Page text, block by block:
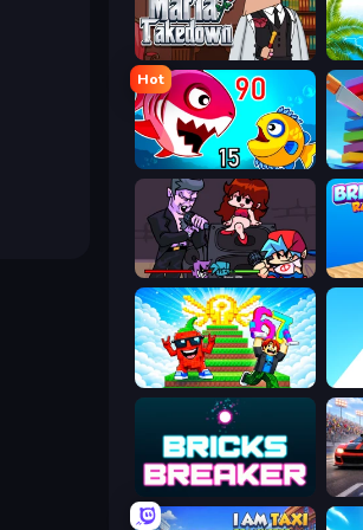
Mafia Takedown
Hot
Fish Eat Getting Big
Friday Night Funkin'
Run and Jump for Brainrot
Bricks Breaker